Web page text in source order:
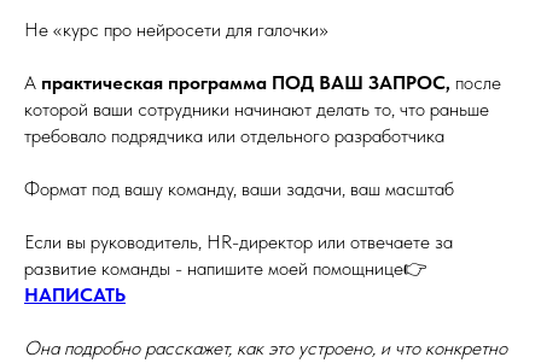
Не «курс про нейросети для галочки»
А практическая программа ПОД ВАШ ЗАПРОС, после
которой ваши сотрудники начинают делать то, что раньше
требовало подрядчика или отдельного разработчика
Формат под вашу команду, ваши задачи, ваш масштаб
Если вы руководитель, HR-директор или отвечаете за
развитие команды - напишите моей помощнице👉
НАПИСАТЬ
Она подробно расскажет, как это устроено, и что конкретно